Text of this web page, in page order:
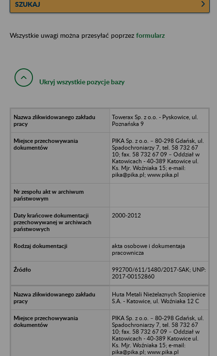
SZUKAJ
Wszystkie uwagi można przesyłać poprzez formularz
Ukryj wszystkie pozycje bazy
Towerax Sp. z o.o. - Pyskowice, ul.
Poznańska 9
PIKA Sp. z o.o. – 80-298 Gdańsk, ul.
Spadochroniarzy 7, tel. 58 732 67
10; fax. 58 732 67 09 – Oddział w
Katowicach - 40-389 Katowice ul.
Ks. Mjr. Woźniaka 15; e-mail:
pika@pika.pl; www.pika.pl
2000-2012
akta osobowe i dokumentaja
pracownicza
992700/611/1480/2017-SAK; UNP:
2017-00152860
Huta Metali Nieżelaznych Szopienice
S.A. - Katowice, ul. Woźniaka 12 C
PIKA Sp. z o.o. – 80-298 Gdańsk, ul.
Spadochroniarzy 7, tel. 58 732 67
10; fax. 58 732 67 09 – Oddział w
Katowicach - 40-389 Katowice ul.
Ks. Mjr. Woźniaka 15; e-mail:
pika@pika.pl; www.pika.pl